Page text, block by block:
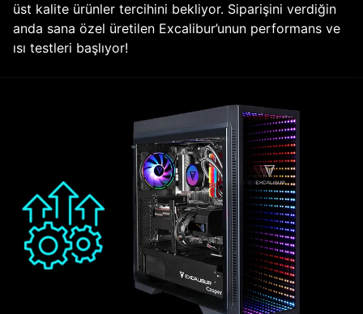
üst kalite ürünler tercihini bekliyor. Siparişini verdiğin
anda sana özel üretilen Excalibur’unun performans ve
ısı testleri başlıyor!